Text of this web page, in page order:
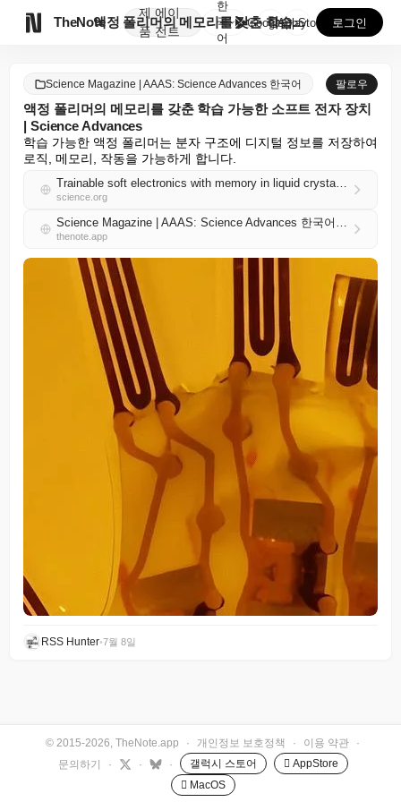
TheNote
제
품
에이
전트
액정 폴리머의 메모리를 갖춘 학습 가능한 소프트 전자 ...
한
국
어
GooglePlay
AppStore 로그인
Science Magazine | AAAS: Science Advances 한국어 팔로우
액정 폴리머의 메모리를 갖춘 학습 가능한 소프트 전자 장치
| Science Advances
학습 가능한 액정 폴리머는 분자 구조에 디지털 정보를 저장하여
로직, 메모리, 작동을 가능하게 합니다.
Trainable soft electronics with memory in liquid crystal polymers | Science Advances
science.org
Science Magazine | AAAS: Science Advances 한국어 RSS
thenote.app
RSS Hunter•7월 8일
© 2015-2026, TheNote.app · 개인정보 보호정책 · 이용 약관
·
문의하기
· · · 갤럭시 스토어
 AppStore
 MacOS